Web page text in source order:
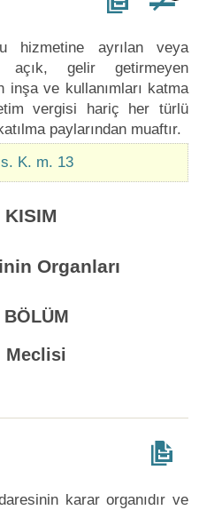
hizmetine ayrılan veya
açık, gelir getirmeyen
inşa ve kullanımları katma
vergisi hariç her türlü
paylarından muaftır.
K. m. 13
KISIM
Organları
BÖLÜM
Meclisi
karar organıdır ve